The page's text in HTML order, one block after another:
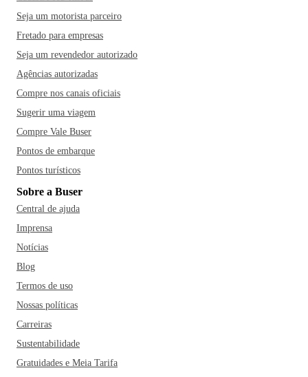
Seja um motorista parceiro
Fretado para empresas
Seja um revendedor autorizado
Agências autorizadas
Compre nos canais oficiais
Sugerir uma viagem
Compre Vale Buser
Pontos de embarque
Pontos turísticos
Sobre a Buser
Central de ajuda
Imprensa
Notícias
Blog
Termos de uso
Nossas políticas
Carreiras
Sustentabilidade
Gratuidades e Meia Tarifa